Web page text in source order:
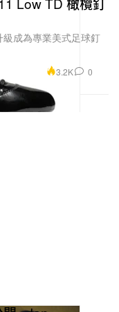
成為專業美式足球釘
3.2K 0